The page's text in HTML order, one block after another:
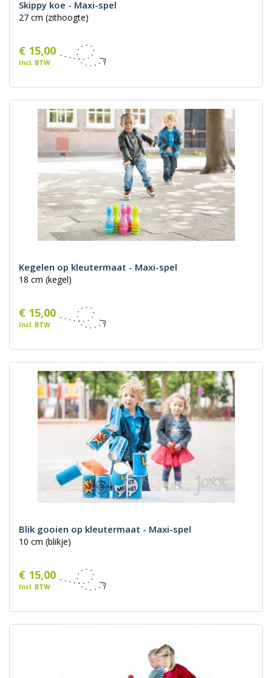
Skippy koe - Maxi-spel
27 cm (zithoogte)
€ 15,00
Incl. BTW
Kegelen op kleutermaat - Maxi-spel
18 cm (kegel)
€ 15,00
Incl. BTW
Blik gooien op kleutermaat - Maxi-spel
10 cm (blikje)
€ 15,00
Incl. BTW